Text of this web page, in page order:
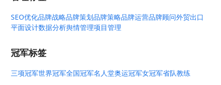
SEO优化品牌战略品牌策划品牌策略品牌运营品牌顾问外贸出口
平面设计数据分析舆情管理项目管理
冠军标签
三项冠军世界冠军全国冠军名人堂奥运冠军女冠军省队教练